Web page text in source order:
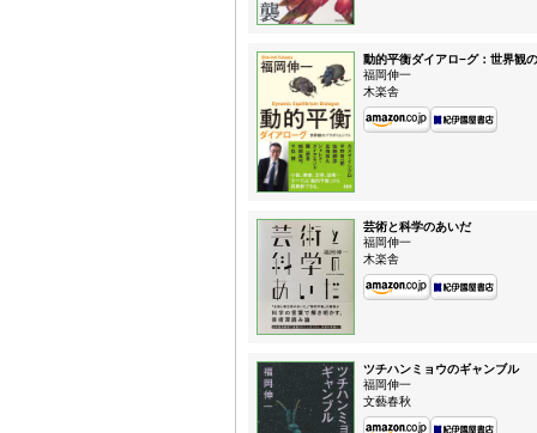
動的平衡ダイアロ−グ：世界観
福岡伸一
木楽舎
芸術と科学のあいだ
福岡伸一
木楽舎
ツチハンミョウのギャンブル
福岡伸一
文藝春秋